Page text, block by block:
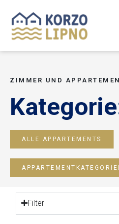
ZIMMER UND
ALLE APPARTEMENTS
Filter